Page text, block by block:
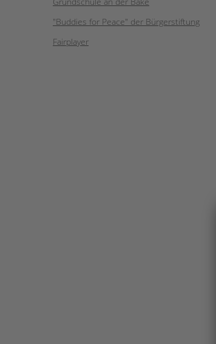
"Buddies for Peace" der Bürgerstiftung
Fairplayer